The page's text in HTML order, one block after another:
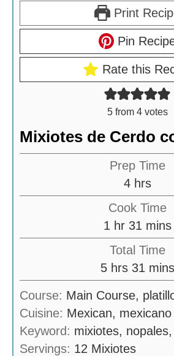
Print
Pin
Rate this
5from 4votes
Mixiotes de Cerdo
Prep Time
4h
o
u
r
s
hrs
Cook Time
1 h
o
u
r
hr 31 m
i
n
u
t
e
s
mins
Total Time
5h
o
u
r
s
hrs 31 m
i
n
u
t
mins
Course: Main Course,
Cuisine: Mexican, mexicano
Keyword: mixiotes,
Servings: 12 Mixiotes